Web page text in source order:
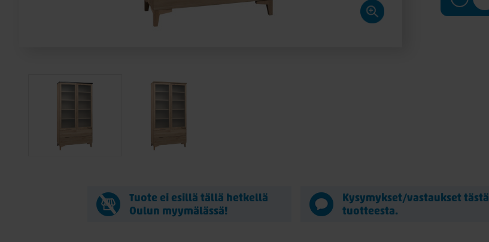
Tuote ei esillä tällä hetkellä
Oulun myymälässä!
Kysymykset/vastaukset tästä
tuotteesta.